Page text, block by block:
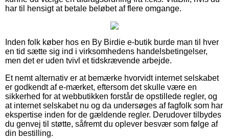
har til hensigt at betale beløbet af flere omgange.
Inden folk køber hos en By Birdie e-butik burde man til hver
en tid sætte sig ind i virksomhedens handelsbetingelser,
men det er uden tvivl et tidskrævende arbejde.
Et nemt alternativ er at bemærke hvorvidt internet selskabet
er godkendt af e-mærket, eftersom det skulle være en
sikkerhed for at webbutikken forstår de opstillede regler, og
at internet selskabet nu og da undersøges af fagfolk som har
ekspertise inden for de gældende regler. Derudover tilbydes
du genvej til støtte, såfremt du oplever besvær som følge af
din bestilling.